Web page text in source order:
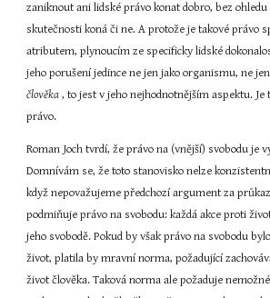
zaniknout ani lidské právo konat dobro, bez ohledu
skutečnosti koná či ne. A protože je takové právo
atributem, plynoucím ze specificky lidské
člověka , to jest v jeho nejhodnotnějším aspektu. Je
právo.
Roman Joch tvrdí, že právo na (vnější) svobodu je
Domnívám se, že toto stanovisko nelze
když nepovažujeme předchozí argument za
podmiňuje právo na svobodu: každá akce proti
jeho svobodě. Pokud by však právo na svobodu
život, platila by mravní norma, požadující
život člověka. Taková norma ale požaduje